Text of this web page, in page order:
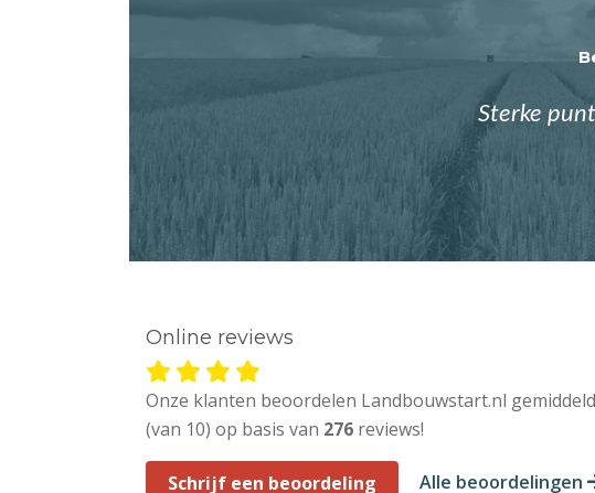
Sterke
Online reviews
Onze klanten beoordelen Landbouwstart.nl
(van 10) op basis van 276 reviews!
Schrijf een beoordeling Alle beoordelingen